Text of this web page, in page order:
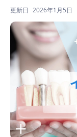
更新日 2026年1月5日